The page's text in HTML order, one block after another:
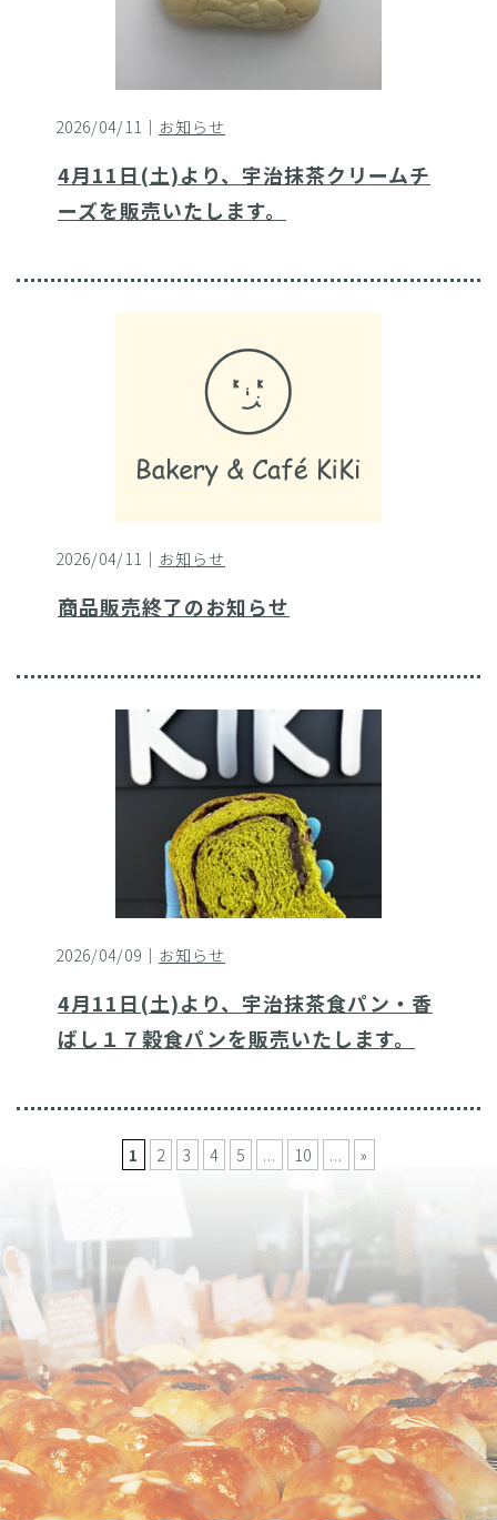
2026/04/11｜ お知らせ
4月11日(土)より、宇治抹茶クリームチ
ーズを販売いたします。
2026/04/11｜ お知らせ
商品販売終了のお知らせ
2026/04/09｜ お知らせ
4月11日(土)より、宇治抹茶食パン・香
ばし１７穀食パンを販売いたします。
1 2 3 4 5 ... 10 ... »